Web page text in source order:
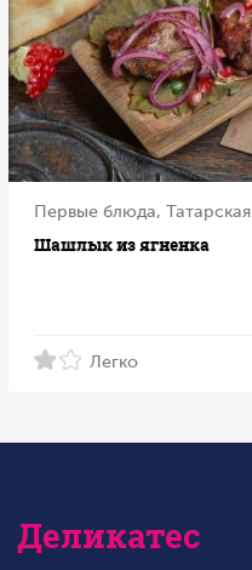
Первые блюда, Татарская
Шашлык из ягненка
Легко
Деликатес